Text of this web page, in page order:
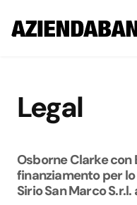
Legal
Osborne Clarke con
finanziamento per
Sirio San Marco